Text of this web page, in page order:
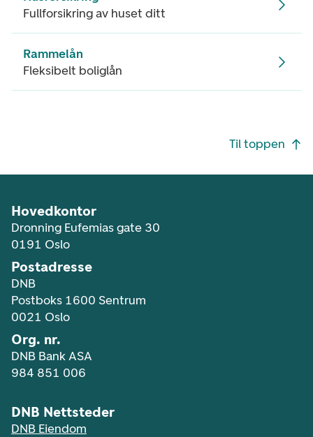
Fullforsikring av huset ditt
Rammelån
Fleksibelt boliglån
Til toppen
Hovedkontor
Dronning Eufemias gate 30
0191 Oslo
Postadresse
DNB
Postboks 1600 Sentrum
0021 Oslo
Org. nr.
DNB Bank ASA
984 851 006
DNB Nettsteder
DNB Eiendom